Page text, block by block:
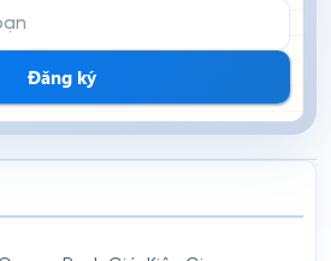
Đăng ký